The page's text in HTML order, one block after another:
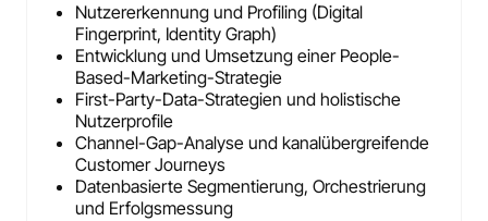
Nutzererkennung und Profiling (Digital
Fingerprint, Identity Graph)
Entwicklung und Umsetzung einer People-
Based-Marketing-Strategie
First-Party-Data-Strategien und holistische
Nutzerprofile
Channel-Gap-Analyse und kanalübergreifende
Customer Journeys
Datenbasierte Segmentierung, Orchestrierung
und Erfolgsmessung